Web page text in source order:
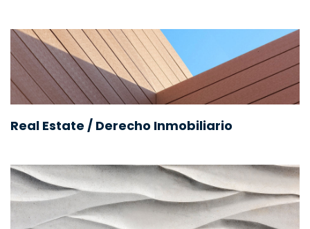
Real Estate / Derecho Inmobiliario